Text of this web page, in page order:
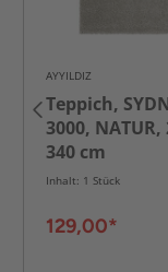
AYYILDIZ
Teppich,
3000, NATUR,
340 cm
Inhalt: 1 Stück
129,00*